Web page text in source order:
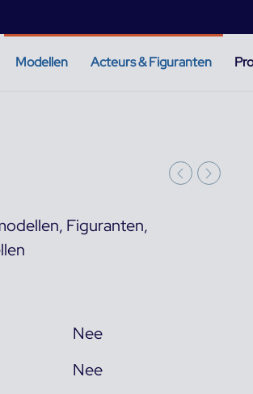
Modellen Acteurs & Figuranten
, Figuranten,
Nee
Nee